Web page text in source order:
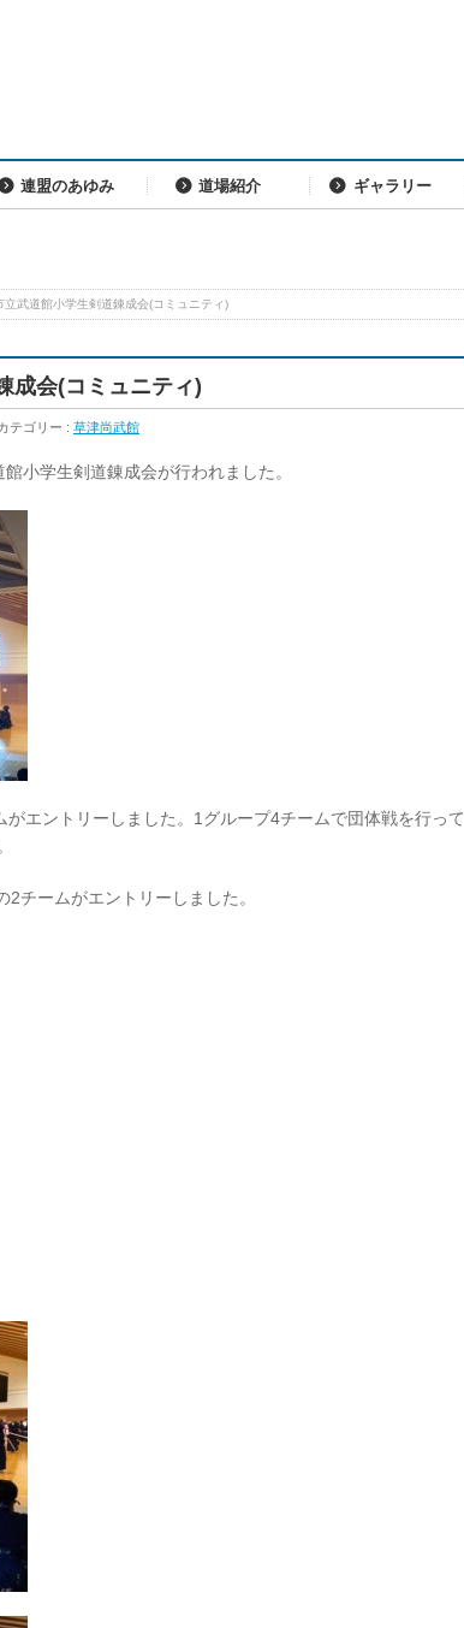
連盟のあゆみ 道場紹介 ギャラリー
立武道館小学生剣道錬成会(コミュニティ)
成会(コミュニティ)
テゴリー : 草津尚武館
小学生剣道錬成会が行われました。
がエントリーしました。 1 グループ4チームで団体戦を行って
2チームがエントリーしました。